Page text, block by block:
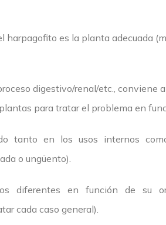
harpagofito es la planta adecuada
digestivo/renal/etc.,
para tratar el problema en
tanto en los usos internos
o ungüento).
diferentes en función de su
cada caso general).